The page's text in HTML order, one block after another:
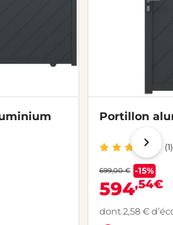
Portillon
(1)
699,00 € -15%
594,54€
dont 2,58 €